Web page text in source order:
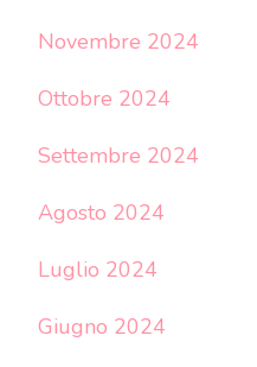
Novembre 2024
Ottobre 2024
Settembre 2024
Agosto 2024
Luglio 2024
Giugno 2024